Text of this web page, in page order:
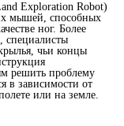
Exploration Robot)
мышей, способных
ног. Более
специалисты
чьи концы
решить проблему
в зависимости от
или на земле.